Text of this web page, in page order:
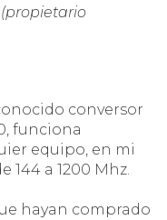
(propietario
conversor
funciona
equipo, en mi
144 a 1200 Mhz.
hayan comprado